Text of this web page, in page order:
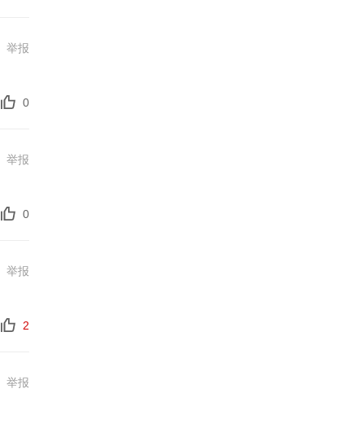
举报
0
举报
0
举报
2
举报